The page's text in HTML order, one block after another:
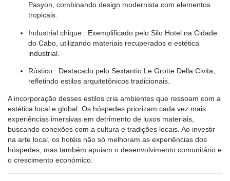
Pasyon, combinando design modernista com elementos
tropicais.
Industrial chique : Exemplificado pelo Silo Hotel na Cidade
do Cabo, utilizando materiais recuperados e estética
industrial.
Rústico : Destacado pelo Sextantio Le Grotte Della Civita,
refletindo estilos arquitetônicos tradicionais.
A incorporação desses estilos cria ambientes que ressoam com a
estética local e global. Os hóspedes priorizam cada vez mais
experiências imersivas em detrimento de luxos materiais,
buscando conexões com a cultura e tradições locais. Ao investir
na arte local, os hotéis não só melhoram as experiências dos
hóspedes, mas também apoiam o desenvolvimento comunitário e
o crescimento económico.